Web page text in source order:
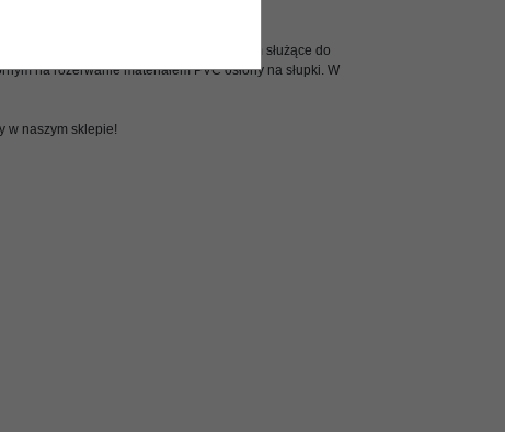
na plaży. Kupisz u nas grabie z pługiem służące do
na rozerwanie materiałem PVC osłony na słupki. W
w naszym sklepie!